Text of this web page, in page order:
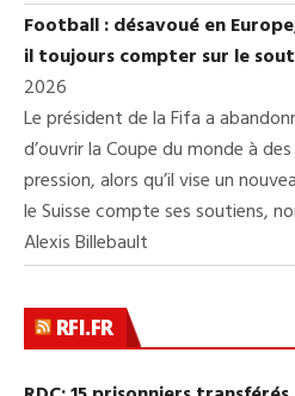
Football : désavoué en
il toujours compter sur le
2026
Le président de la Fifa a
d’ouvrir la Coupe du monde à
pression, alors qu’il vise un
le Suisse compte ses soutiens,
Alexis Billebault
RFI.FR